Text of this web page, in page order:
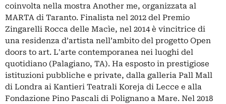
coinvolta nella mostra Another me, organizzata al
MARTA di Taranto. Finalista nel 2012 del Premio
Zingarelli Rocca delle Macìe, nel 2014 è vincitrice di
una residenza d’artista nell’ambito del progetto Open
doors to art. L'arte contemporanea nei luoghi del
quotidiano (Palagiano, TA). Ha esposto in prestigiose
istituzioni pubbliche e private, dalla galleria Pall Mall
di Londra ai Kantieri Teatrali Koreja di Lecce e alla
Fondazione Pino Pascali di Polignano a Mare. Nel 2018